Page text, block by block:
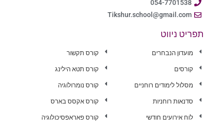
054-7701538
Tikshur.school@gmail.com
תפריט ניווט
מועדון הנבחרים
קורסים
מסלול לימודים רוחניים
סדנאות רוחניות
לוח אירועים חודשי
קורס תקשור
קורס תטא הילינג
קורס נומרולוגיה
קורס אקסס בארס
קורס פאראפסיכולוגיה